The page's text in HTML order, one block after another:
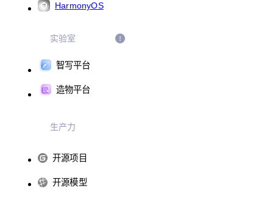
HarmonyOS
实验室
智写平台
造物平台
生产力
开源项目
开源模型